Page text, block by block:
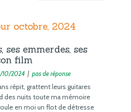
octobre, 2024
ses emmerdes, ses
film
10/2024 | pas de réponse
répit, grattent leurs guitares
des nuits toute ma mémoire
en moi un flot de détresse